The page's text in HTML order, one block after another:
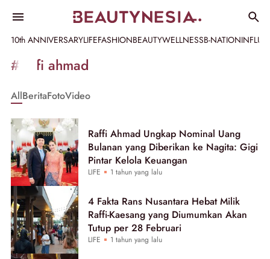
10th ANNIVERSARYLIFEFASHIONBEAUTYWELLNESSB-NATION
Informasi
[GET_DATA_TITLE]
Beautynesia
#raffi ahmad
AllBeritaFotoVideo
Raffi Ahmad Ungkap Nominal Uang
Bulanan yang Diberikan ke Nagita: Gigi
Pintar Kelola Keuangan
LIFE 1 tahun yang lalu
4 Fakta Rans Nusantara Hebat Milik
Raffi-Kaesang yang Diumumkan Akan
Tutup per 28 Februari
LIFE 1 tahun yang lalu